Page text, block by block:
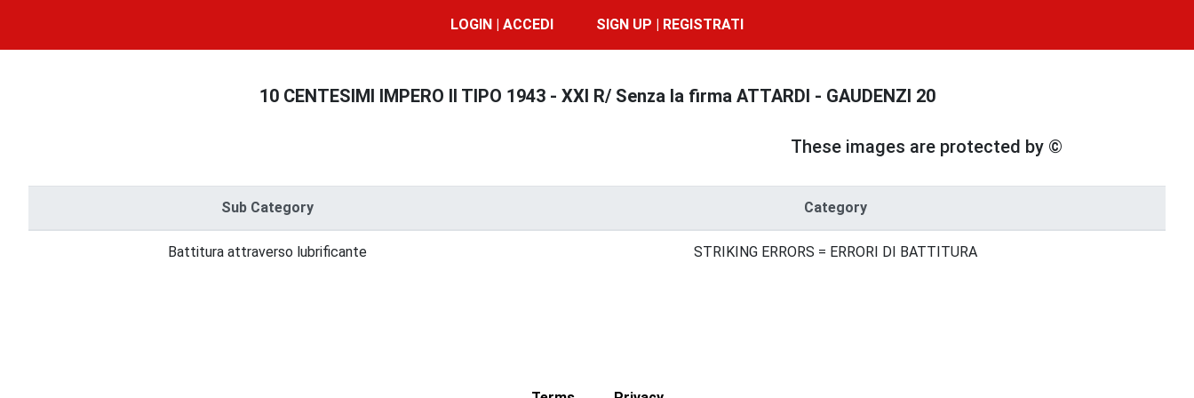
LOGIN | ACCEDI SIGN UP | REGISTRATI
10 CENTESIMI IMPERO II TIPO 1943 - XXI R/ Senza la firma ATTARDI - GAUDENZI 20
These images are protected by ©
Sub Category Category
Battitura attraverso lubrificante STRIKING ERRORS = ERRORI DI BATTITURA